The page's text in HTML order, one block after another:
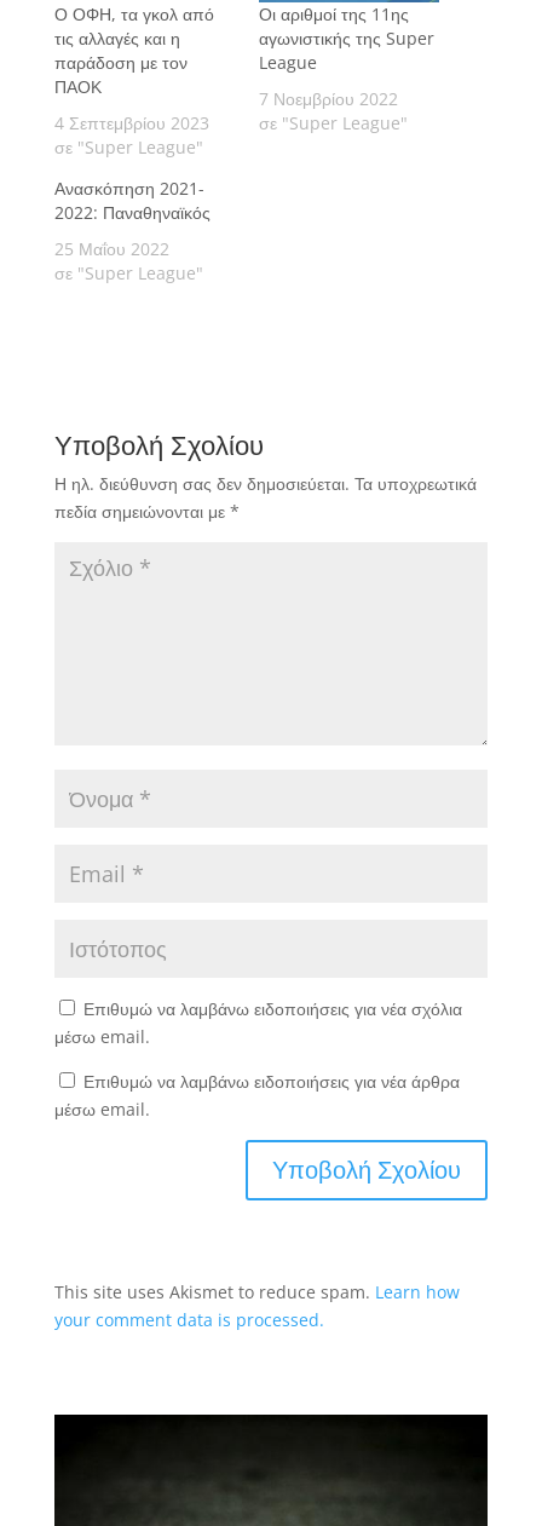
Ο ΟΦΗ, τα γκολ από
τις αλλαγές και η
παράδοση με τον
ΠΑΟΚ
4 Σεπτεμβρίου 2023
σε "Super League"
Οι αριθμοί της 11ης
αγωνιστικής της Super
League
7 Νοεμβρίου 2022
σε "Super League"
Ανασκόπηση 2021-
2022: Παναθηναϊκός
25 Μαΐου 2022
σε "Super League"
Υποβολή Σχολίου
Η ηλ. διεύθυνση σας δεν δημοσιεύεται. Τα υποχρεωτικά
πεδία σημειώνονται με *
Επιθυμώ να λαμβάνω ειδοποιήσεις για νέα σχόλια
μέσω email.
Επιθυμώ να λαμβάνω ειδοποιήσεις για νέα άρθρα
μέσω email.
This site uses Akismet to reduce spam. Learn how
your comment data is processed.